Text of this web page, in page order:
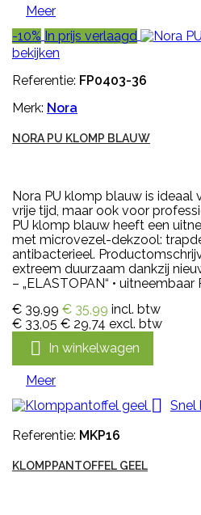
Meer
-10% In prijs verlaagd
bekijken
Referentie: FP0403-36
Merk: Nora
NORA PU KLOMP BLAUW
Nora PU klomp blauw is ideaal
vrije tijd, maar ook voor
PU klomp blauw heeft een
met microvezel-dekzool:
antibacterieel.
extreem duurzaam dankzij
– „ELASTOPAN“ •
€ 39,99 € 35,99 incl. btw
€ 33,05 € 29,74 excl. btw
 In winkelwagen
Meer

Snel
Referentie: MKP16
KLOMPPANTOFFEL GEEL